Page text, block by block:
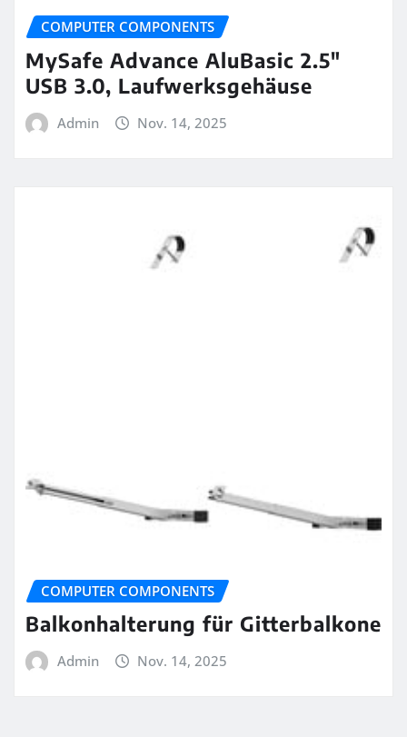
COMPUTER COMPONENTS
MySafe Advance AluBasic 2.5″
USB 3.0, Laufwerksgehäuse
Admin Nov. 14, 2025
COMPUTER COMPONENTS
Balkonhalterung für Gitterbalkone
Admin Nov. 14, 2025